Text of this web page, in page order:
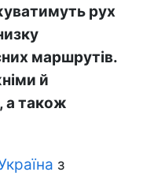
рух
маршрутів.
й
а також
з